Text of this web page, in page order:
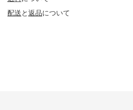
配送と返品について